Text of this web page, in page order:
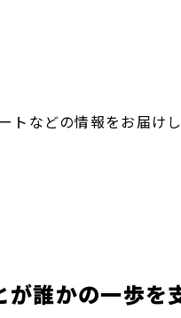
などの情報をお届けし
が誰かの一歩を